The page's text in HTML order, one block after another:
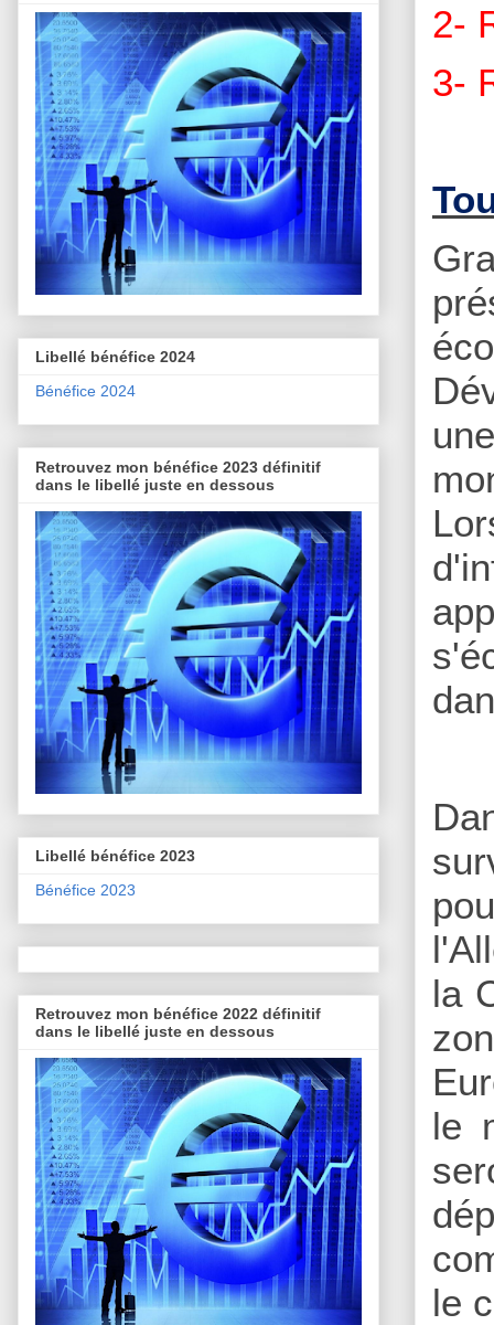
2-
3-
la
le
le
Libellé bénéfice 2024
Bénéfice 2024
Retrouvez mon bénéfice 2023 définitif
dans le libellé juste en dessous
Libellé bénéfice 2023
Bénéfice 2023
Retrouvez mon bénéfice 2022 définitif
dans le libellé juste en dessous